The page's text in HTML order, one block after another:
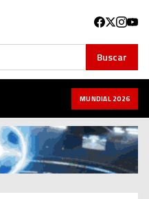
Buscar
MUNDIAL 2026